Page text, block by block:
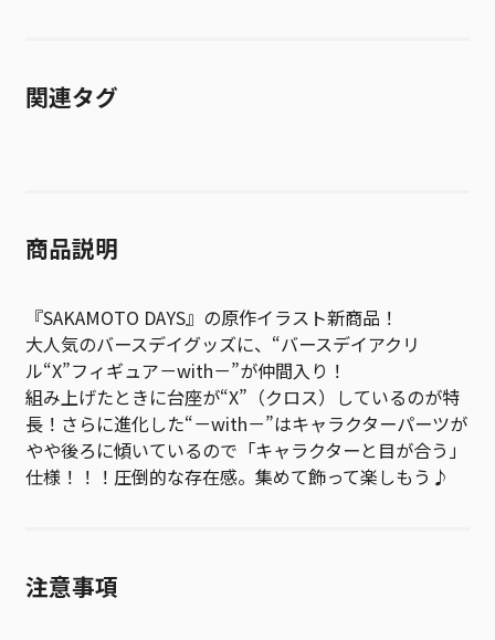
関連タグ
商品説明
『SAKAMOTO DAYS』の原作イラスト新商品！
大人気のバースデイグッズに、“バースデイアクリ
ル“X”フィギュア－with－”が仲間入り！
組み上げたときに台座が“X”（クロス）しているのが特
長！さらに進化した“－with－”はキャラクターパーツが
やや後ろに傾いているので「キャラクターと目が合う」
仕様！！！圧倒的な存在感。集めて飾って楽しもう♪
注意事項